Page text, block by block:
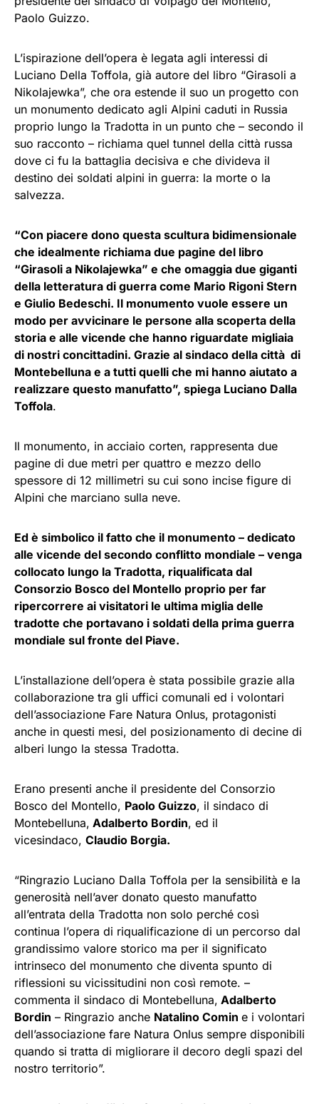
Paolo Guizzo.
L’ispirazione dell’opera è legata agli interessi di
Luciano Della Toffola, già autore del libro “Girasoli a
Nikolajewka”, che ora estende il suo un progetto con
un monumento dedicato agli Alpini caduti in Russia
proprio lungo la Tradotta in un punto che – secondo il
suo racconto – richiama quel tunnel della città russa
dove ci fu la battaglia decisiva e che divideva il
destino dei soldati alpini in guerra: la morte o la
salvezza.
“Con piacere dono questa scultura bidimensionale
che idealmente richiama due pagine del libro
“Girasoli a Nikolajewka” e che omaggia due giganti
della letteratura di guerra come Mario Rigoni Stern
e Giulio Bedeschi. Il monumento vuole essere un
modo per avvicinare le persone alla scoperta della
storia e alle vicende che hanno riguardate migliaia
di nostri concittadini. Grazie al sindaco della città di
Montebelluna e a tutti quelli che mi hanno aiutato a
realizzare questo manufatto”, spiega Luciano Dalla
Toffola.
Il monumento, in acciaio corten, rappresenta due
pagine di due metri per quattro e mezzo dello
spessore di 12 millimetri su cui sono incise figure di
Alpini che marciano sulla neve.
Ed è simbolico il fatto che il monumento – dedicato
alle vicende del secondo conflitto mondiale – venga
collocato lungo la Tradotta, riqualificata dal
Consorzio Bosco del Montello proprio per far
ripercorrere ai visitatori le ultima miglia delle
tradotte che portavano i soldati della prima guerra
mondiale sul fronte del Piave.
L’installazione dell’opera è stata possibile grazie alla
collaborazione tra gli uffici comunali ed i volontari
dell’associazione Fare Natura Onlus, protagonisti
anche in questi mesi, del posizionamento di decine di
alberi lungo la stessa Tradotta.
Erano presenti anche il presidente del Consorzio
Bosco del Montello, Paolo Guizzo, il sindaco di
Montebelluna, Adalberto Bordin, ed il
vicesindaco, Claudio Borgia.
“Ringrazio Luciano Dalla Toffola per la sensibilità e la
generosità nell’aver donato questo manufatto
all’entrata della Tradotta non solo perché così
continua l’opera di riqualificazione di un percorso dal
grandissimo valore storico ma per il significato
intrinseco del monumento che diventa spunto di
riflessioni su vicissitudini non così remote. –
commenta il sindaco di Montebelluna, Adalberto
Bordin – Ringrazio anche Natalino Comin e i volontari
dell’associazione fare Natura Onlus sempre disponibili
quando si tratta di migliorare il decoro degli spazi del
nostro territorio”.